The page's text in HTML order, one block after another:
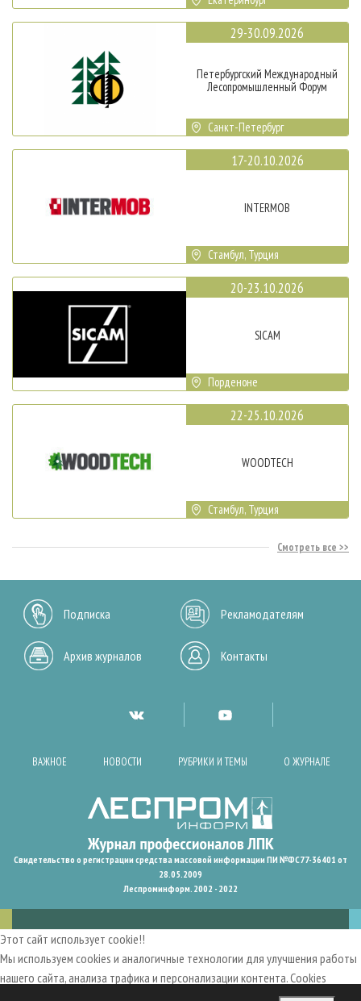
29-30.09.2026
Петербургский Международный
Лесопромышленный Форум
Санкт-Петербург
17-20.10.2026
INTERMOB
Стамбул, Турция
20-23.10.2026
SICAM
Порденоне
22-25.10.2026
WOODTECH
Стамбул, Турция
Смотреть все
Подписка Рекламодателям
Архив журналов Контакты
ВАЖНОЕ НОВОСТИ РУБРИКИ И ТЕМЫ О ЖУРНАЛЕ
Свидетельство о регистрации средства массовой информации ПИ №ФС77-36401 от
28.05.2009
Леспроминформ. 2002 - 2022
Этот сайт использует cookie!!
Мы используем cookies и аналогичные технологии для улучшения работы
нашего сайта, анализа трафика и персонализации контента. Cookies